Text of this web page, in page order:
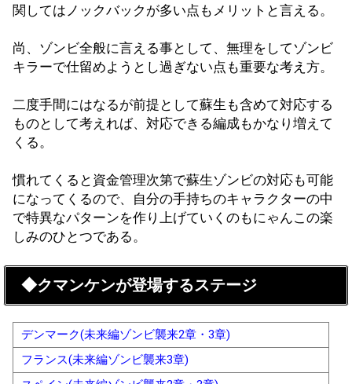
関してはノックバックが多い点もメリットと言える。
尚、ゾンビ全般に言える事として、無理をしてゾンビ
キラーで仕留めようとし過ぎない点も重要な考え方。
二度手間にはなるが前提として蘇生も含めて対応する
ものとして考えれば、対応できる編成もかなり増えて
くる。
慣れてくると資金管理次第で蘇生ゾンビの対応も可能
になってくるので、自分の手持ちのキャラクターの中
で特異なパターンを作り上げていくのもにゃんこの楽
しみのひとつである。
◆クマンケンが登場するステージ
デンマーク(未来編ゾンビ襲来2章・3章)
フランス(未来編ゾンビ襲来3章)